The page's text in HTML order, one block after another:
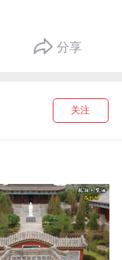
分享
关注